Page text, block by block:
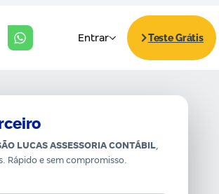
LUCAS ASSESSORIA CONTÁBIL,
Rápido e sem compromisso.